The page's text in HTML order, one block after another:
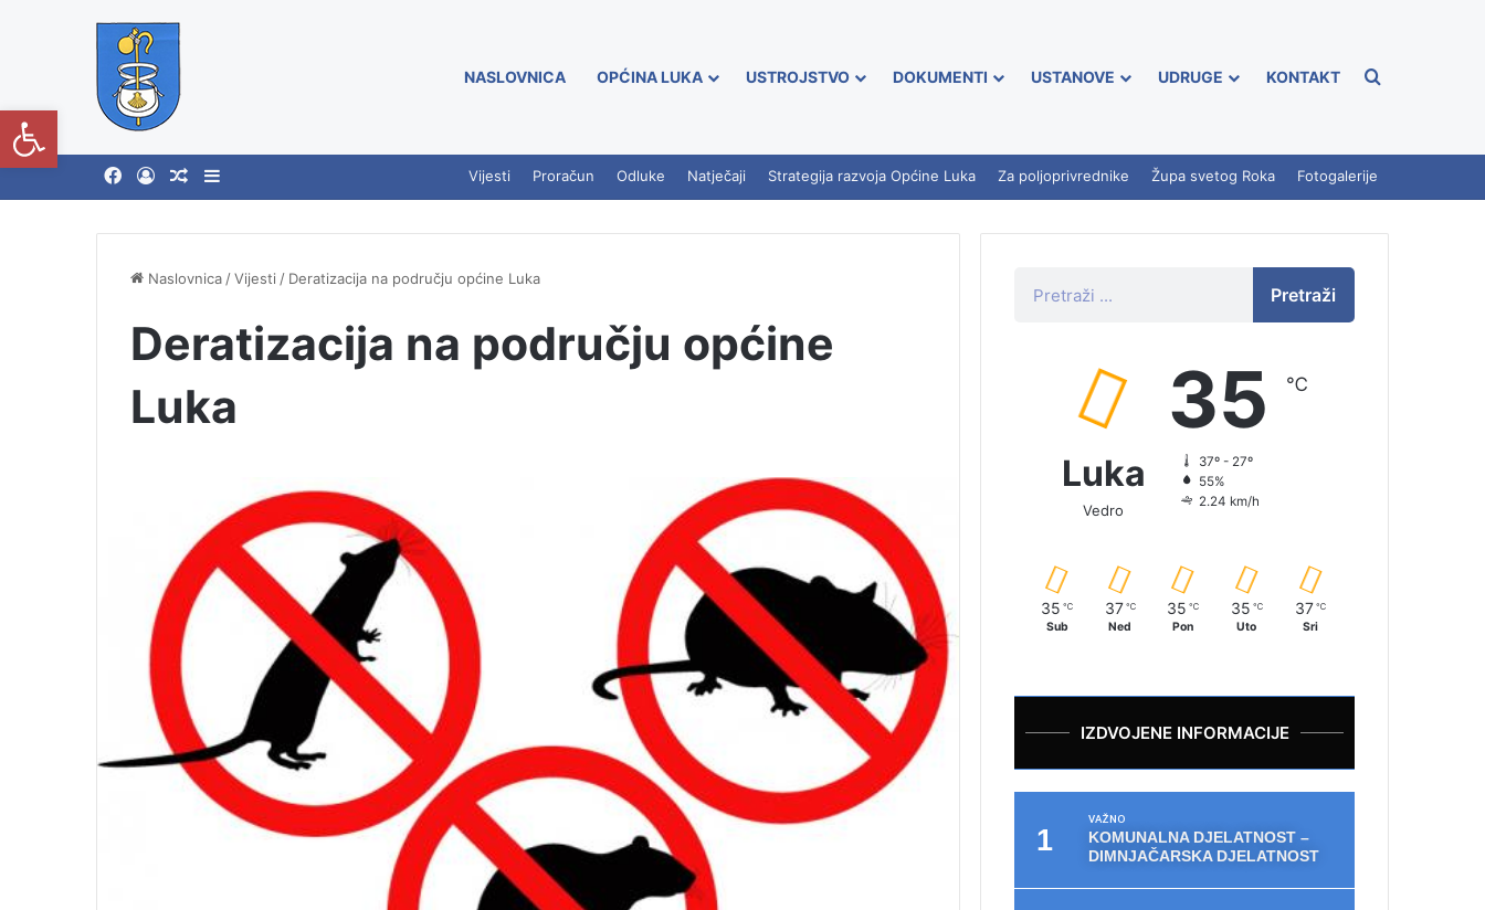
NASLOVNICA OPĆINA LUKA USTROJSTVO DOKUMENTI USTANOVE UDRUGE KONTAKT
Vijesti Proračun Odluke Natječaji Strategija razvoja Općine Luka Za poljoprivrednike Župa svetog Roka Fotogalerije
Naslovnica /Vijesti / Deratizacija na području općine Luka
Deratizacija na području općine
Luka
Pretraži
Luka
Vedro
35 ℃
37º - 27º
55%
2.24 km/h
35 ℃
Sub
37 ℃
Ned
35 ℃
Pon
35 ℃
Uto
37 ℃
Sri
IZDVOJENE INFORMACIJE
VAŽNO
KOMUNALNA DJELATNOST –
DIMNJAČARSKA DJELATNOST
Open toolbar